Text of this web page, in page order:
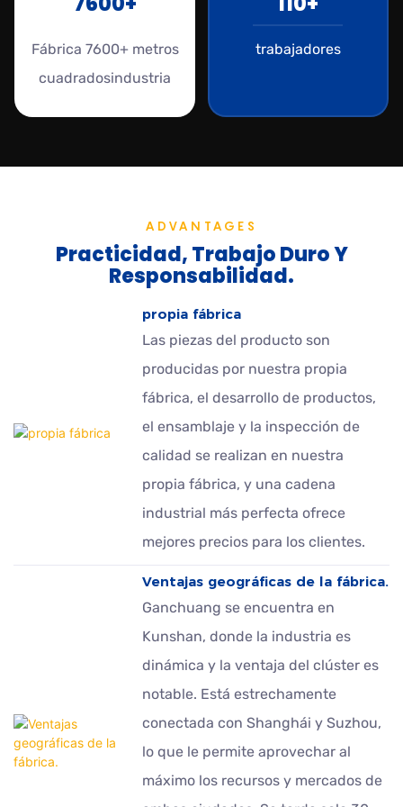
Fábrica 7600+ metros
cuadradosindustria
trabajadores
ADVANTAGES
Practicidad, Trabajo Duro Y
Responsabilidad.
propia fábrica
Las piezas del producto son
producidas por nuestra propia
fábrica, el desarrollo de productos,
el ensamblaje y la inspección de
calidad se realizan en nuestra
propia fábrica, y una cadena
industrial más perfecta ofrece
mejores precios para los clientes.
Ventajas geográficas de la fábrica.
Ganchuang se encuentra en
Kunshan, donde la industria es
dinámica y la ventaja del clúster es
notable. Está estrechamente
conectada con Shanghái y Suzhou,
lo que le permite aprovechar al
máximo los recursos y mercados de